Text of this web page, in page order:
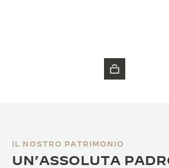
IL NOSTRO PATRIMONIO
UN’ASSOLUTA